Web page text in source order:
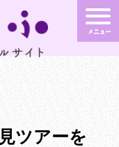
ツアーを